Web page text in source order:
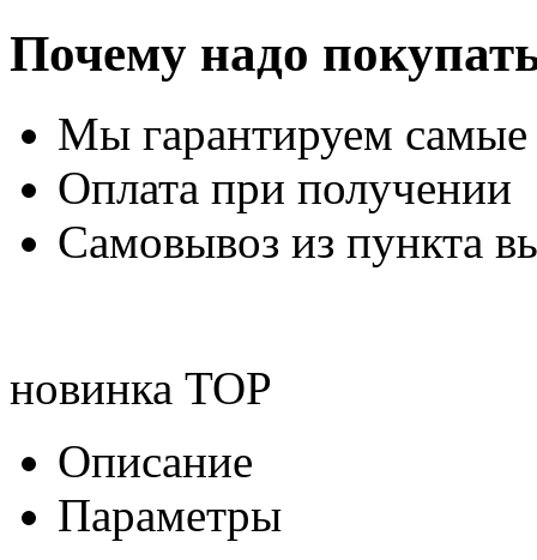
Почему надо
Мы гарантируем
Оплата при получении
Самовывоз из пункта
новинка TOP
Описание
Параметры